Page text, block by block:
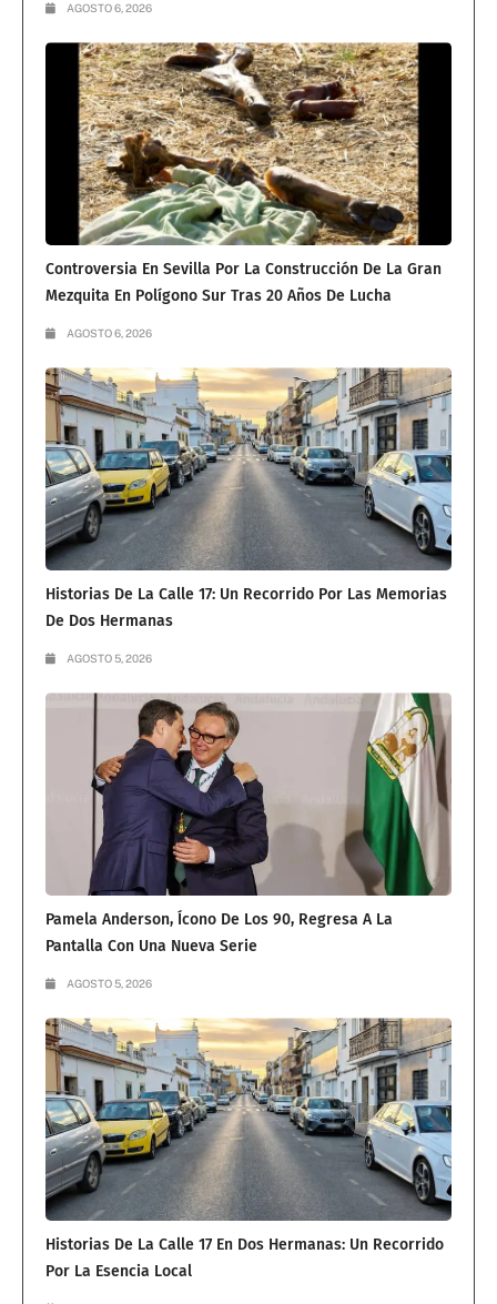
AGOSTO 6, 2026
Controversia En Sevilla Por La Construcción De La Gran
Mezquita En Polígono Sur Tras 20 Años De Lucha
AGOSTO 6, 2026
Historias De La Calle 17: Un Recorrido Por Las Memorias
De Dos Hermanas
AGOSTO 5, 2026
Pamela Anderson, Ícono De Los 90, Regresa A La
Pantalla Con Una Nueva Serie
AGOSTO 5, 2026
Historias De La Calle 17 En Dos Hermanas: Un Recorrido
Por La Esencia Local